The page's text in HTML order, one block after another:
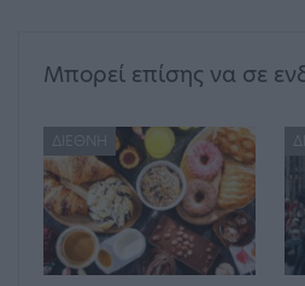
Μπορεί επίσης να σε
ΔΙΕΘΝΉ